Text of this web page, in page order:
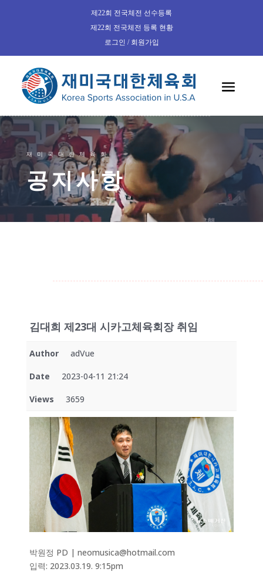
제22회 전국체전 선수등록
제22회 전국체전 등록 현황
로그인 / 회원가입
재미국대한체육회
공지사항
김대희 제23대 시카고체육회장 취임
Author adVue
Date 2023-04-11 21:24
Views 3659
박원정 PD | neomusica@hotmail.com
입력: 2023.03.19. 9:15pm